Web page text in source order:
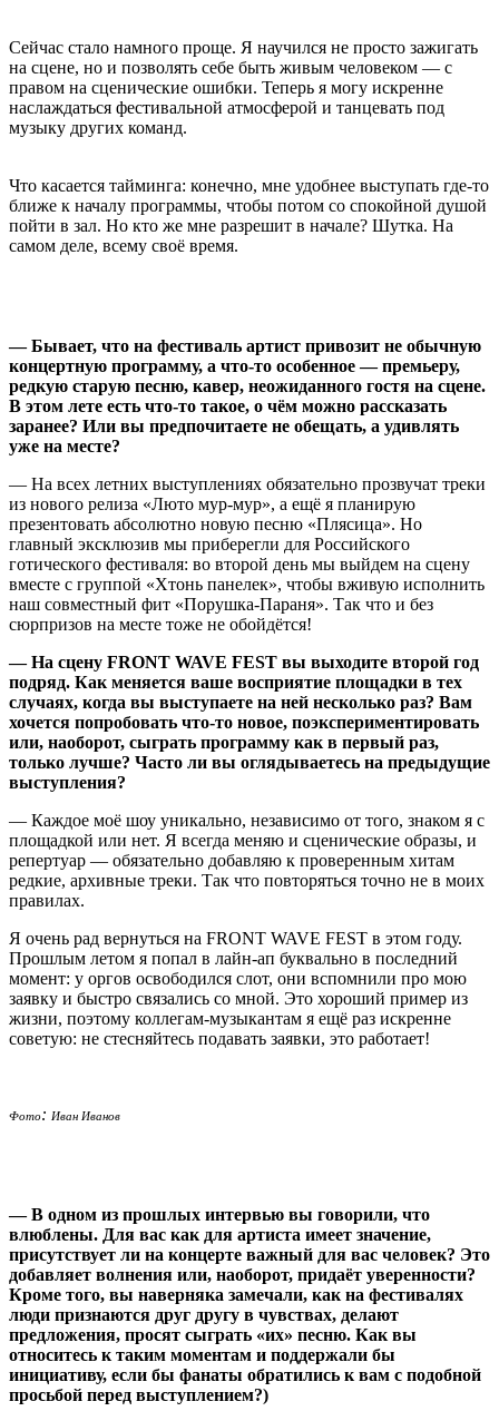
Сейчас стало намного проще. Я научился не просто зажигать
на сцене, но и позволять себе быть живым человеком — с
правом на сценические ошибки. Теперь я могу искренне
наслаждаться фестивальной атмосферой и танцевать под
музыку других команд.
Что касается тайминга: конечно, мне удобнее выступать где-то
ближе к началу программы, чтобы потом со спокойной душой
пойти в зал. Но кто же мне разрешит в начале? Шутка. На
самом деле, всему своё время.
— Бывает, что на фестиваль артист привозит не обычную
концертную программу, а что-то особенное — премьеру,
редкую старую песню, кавер, неожиданного гостя на сцене.
В этом лете есть что-то такое, о чём можно рассказать
заранее? Или вы предпочитаете не обещать, а удивлять
уже на месте?
— На всех летних выступлениях обязательно прозвучат треки
из нового релиза «Люто мур-мур», а ещё я планирую
презентовать абсолютно новую песню «Плясица». Но
главный эксклюзив мы приберегли для Российского
готического фестиваля: во второй день мы выйдем на сцену
вместе с группой «Хтонь панелек», чтобы вживую исполнить
наш совместный фит «Порушка-Параня». Так что и без
сюрпризов на месте тоже не обойдётся!
— На сцену FRONT WAVE FEST вы выходите второй год
подряд. Как меняется ваше восприятие площадки в тех
случаях, когда вы выступаете на ней несколько раз? Вам
хочется попробовать что-то новое, поэкспериментировать
или, наоборот, сыграть программу как в первый раз,
только лучше? Часто ли вы оглядываетесь на предыдущие
выступления?
— Каждое моё шоу уникально, независимо от того, знаком я с
площадкой или нет. Я всегда меняю и сценические образы, и
репертуар — обязательно добавляю к проверенным хитам
редкие, архивные треки. Так что повторяться точно не в моих
правилах.
Я очень рад вернуться на FRONT WAVE FEST в этом году.
Прошлым летом я попал в лайн-ап буквально в последний
момент: у оргов освободился слот, они вспомнили про мою
заявку и быстро связались со мной. Это хороший пример из
жизни, поэтому коллегам-музыкантам я ещё раз искренне
советую: не стесняйтесь подавать заявки, это работает!
Фото: Иван Иванов
— В одном из прошлых интервью вы говорили, что
влюблены. Для вас как для артиста имеет значение,
присутствует ли на концерте важный для вас человек? Это
добавляет волнения или, наоборот, придаёт уверенности?
Кроме того, вы наверняка замечали, как на фестивалях
люди признаются друг другу в чувствах, делают
предложения, просят сыграть «их» песню. Как вы
относитесь к таким моментам и поддержали бы
инициативу, если бы фанаты обратились к вам с подобной
просьбой перед выступлением?)